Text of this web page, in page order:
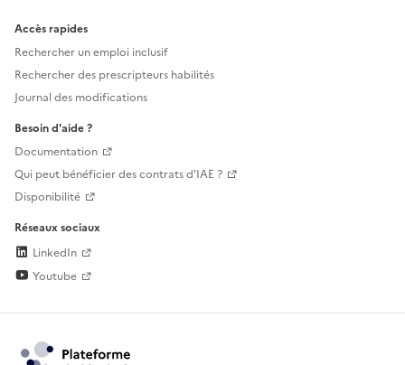
Accès rapides
Rechercher un emploi inclusif
Rechercher des prescripteurs habilités
Journal des modifications
Besoin d'aide ?
Documentation
Qui peut bénéficier des contrats d'IAE ?
Disponibilité
Réseaux sociaux
LinkedIn
Youtube